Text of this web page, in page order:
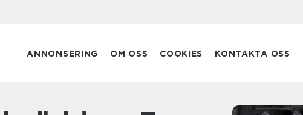
ANNONSERING OM OSS COOKIES KONTAKTA OSS